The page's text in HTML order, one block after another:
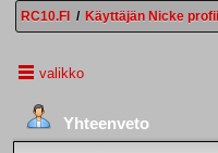
RC10.FI / Käyttäjän Nicke
valikko
Yhteenveto